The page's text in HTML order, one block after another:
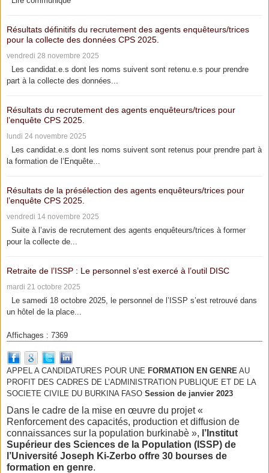
Résultats définitifs du recrutement des agents enquêteurs/trices
pour la collecte des données CPS 2025.
vendredi 28 novembre 2025
Les candidat.e.s dont les noms suivent sont retenu.e.s pour prendre
part à la collecte des données...
Résultats du recrutement des agents enquêteurs/trices pour
l’enquête CPS 2025.
lundi 24 novembre 2025
Les candidat.e.s dont les noms suivent sont retenus pour prendre part à
la formation de l’Enquête...
Résultats de la présélection des agents enquêteurs/trices pour
l’enquête CPS 2025.
vendredi 14 novembre 2025
Suite à l’avis de recrutement des agents enquêteurs/trices à former
pour la collecte de...
Retraite de l’ISSP : Le personnel s’est exercé à l’outil DISC
mardi 21 octobre 2025
Le samedi 18 octobre 2025, le personnel de l’ISSP s’est retrouvé dans
un hôtel de la place...
Affichages : 7369
APPEL A CANDIDATURES POUR UNE FORMATION EN GENRE AU
PROFIT DES CADRES DE L’ADMINISTRATION PUBLIQUE ET DE LA
SOCIETE CIVILE DU BURKINA FASO Session de janvier 2023
Dans le cadre de la mise en œuvre du projet «
Renforcement des capacités, production et diffusion de
connaissances sur la population burkinabè », l’Institut
Supérieur des Sciences de la Population (ISSP) de
l’Université Joseph Ki-Zerbo offre 30 bourses de
formation en genre.